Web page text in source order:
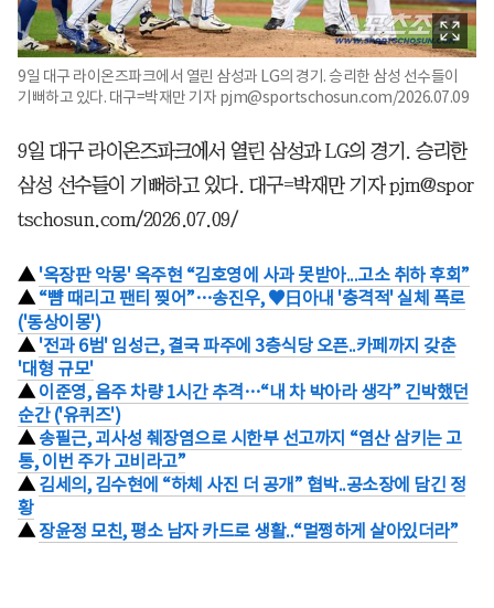
9일 대구 라이온즈파크에서 열린 삼성과 LG의 경기. 승리한 삼성 선수들이
기뻐하고 있다. 대구=박재만 기자 pjm@sportschosun.com/2026.07.09
9일 대구 라이온즈파크에서 열린 삼성과 LG의 경기. 승리한
삼성 선수들이 기뻐하고 있다. 대구=박재만 기자 pjm@spor
tschosun.com/2026.07.09/
▲'옥장판 악몽' 옥주현 “김호영에 사과 못받아...고소 취하 후회”
▲“뺨 때리고 팬티 찢어”…송진우, ♥日아내 '충격적' 실체 폭로
('동상이몽')
▲'전과 6범' 임성근, 결국 파주에 3층식당 오픈..카페까지 갖춘
'대형 규모'
▲이준영, 음주 차량 1시간 추격…“내 차 박아라 생각” 긴박했던
순간 ('유퀴즈')
▲송필근, 괴사성 췌장염으로 시한부 선고까지 “염산 삼키는 고
통, 이번 주가 고비라고”
▲김세의, 김수현에 “하체 사진 더 공개” 협박..공소장에 담긴 정
황
▲장윤정 모친, 평소 남자 카드로 생활..“멀쩡하게 살아있더라”